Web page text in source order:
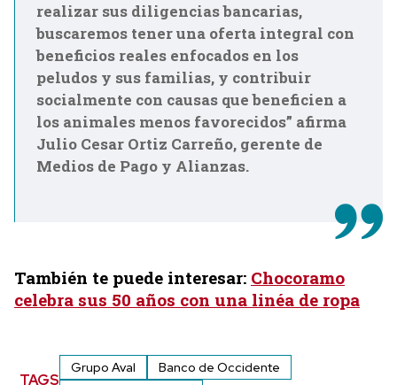
realizar sus diligencias bancarias,
buscaremos tener una oferta integral con
beneficios reales enfocados en los
peludos y sus familias, y contribuir
socialmente con causas que beneficien a
los animales menos favorecidos” afirma
Julio Cesar Ortiz Carreño, gerente de
Medios de Pago y Alianzas.
También te puede interesar: Chocoramo
celebra sus 50 años con una linéa de ropa
TAGS
Grupo Aval
Banco de Occidente